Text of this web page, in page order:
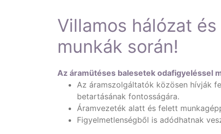
Villamos hálózat
munkák során!
Az áramütéses balesetek odafigyeléssel
Az áramszolgáltatók közösen hívják
betartásának fontosságára.
Áramvezeték alatt és felett
Figyelmetlenségből is adódhatnak